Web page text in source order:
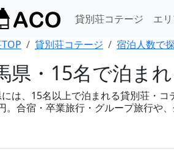
貸別荘コテージ エ
貸別荘コテージ 宿泊人数で
県・15名で泊ま
は、15名以上で泊まれる貸別荘・
。合宿・卒業旅行・グループ旅行や